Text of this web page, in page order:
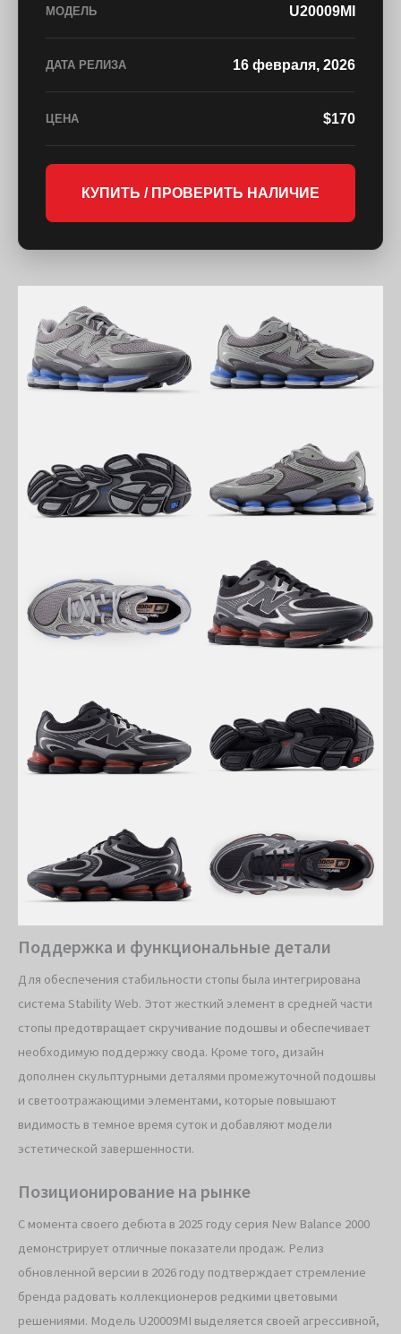
МОДЕЛЬ U20009MI
ДАТА РЕЛИЗА 16 февраля, 2026
ЦЕНА $170
КУПИТЬ / ПРОВЕРИТЬ НАЛИЧИЕ
Поддержка и функциональные детали
Для обеспечения стабильности стопы была интегрирована
система Stability Web. Этот жесткий элемент в средней части
стопы предотвращает скручивание подошвы и обеспечивает
необходимую поддержку свода. Кроме того, дизайн
дополнен скульптурными деталями промежуточной подошвы
и светоотражающими элементами, которые повышают
видимость в темное время суток и добавляют модели
эстетической завершенности.
Позиционирование на рынке
С момента своего дебюта в 2025 году серия New Balance 2000
демонстрирует отличные показатели продаж. Релиз
обновленной версии в 2026 году подтверждает стремление
бренда радовать коллекционеров редкими цветовыми
решениями. Модель U20009MI выделяется своей агрессивной,